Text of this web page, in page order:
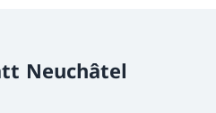
Neuchâtel